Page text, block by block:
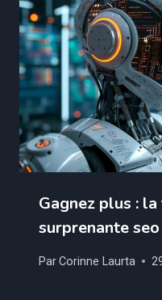
Gagnez plus :
surprenante
ParCorinne Laurta